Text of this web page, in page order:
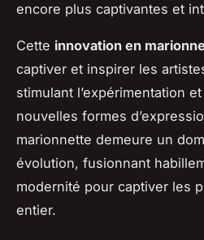
encore plus captivantes et
Cette innovation en
captiver et inspirer les
stimulant l’expérimentation
nouvelles formes
marionnette demeure un
évolution, fusionnant
modernité pour captiver les
entier.